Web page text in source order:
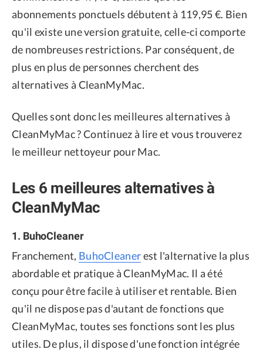
abonnements ponctuels débutent à 119,95 €. Bien
qu'il existe une version gratuite, celle-ci comporte
de nombreuses restrictions. Par conséquent, de
plus en plus de personnes cherchent des
alternatives à CleanMyMac.
Quelles sont donc les meilleures alternatives à
CleanMyMac ? Continuez à lire et vous trouverez
le meilleur nettoyeur pour Mac.
Les 6 meilleures alternatives à
CleanMyMac
1. BuhoCleaner
Franchement, BuhoCleanerest l'alternative la plus
abordable et pratique à CleanMyMac. Il a été
conçu pour être facile à utiliser et rentable. Bien
qu'il ne dispose pas d'autant de fonctions que
CleanMyMac, toutes ses fonctions sont les plus
utiles. De plus, il dispose d'une fonction intégrée